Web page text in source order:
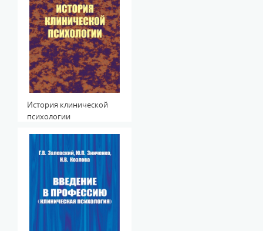
История клинической
психологии